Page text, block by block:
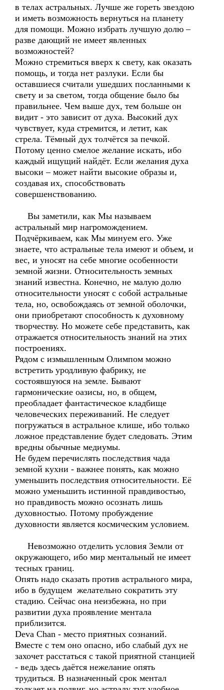
в телах астральных. Лучше же гореть звездою
и иметь возможность вернуться на планету
для помощи. Можно избрать лучшую долю –
разве дающий не имеет явленных
возможностей?
Можно стремиться вверх к свету, как оказать
помощь, и тогда нет разлуки. Если бы
оставшиеся считали ушедших посланными к
свету и за светом, тогда общение было бы
правильнее. Чем выше дух, тем больше он
видит - это зависит от духа. Высокий дух
чувствует, куда стремится, и летит, как
стрела. Тёмный дух толчётся за печкой.
Потому ценно смелое желание искать, ибо
каждый ищущий найдёт. Если желания духа
высоки – может найти высокие образы и,
создавая их, способствовать
совершенствованию.
Вы заметили, как Мы называем
астральный мир нагромождением.
Подчёркиваем, как Мы минуем его. Уже
знаете, что астральные тела имеют и объем, и
вес, и уносят на себе многие особенности
земной жизни. Относительность земных
знаний известна. Конечно, не малую долю
относительности уносят с собой астральные
тела, но, освобождаясь от земной оболочки,
они приобретают способность к духовному
творчеству. Но можете себе представить, как
отражается относительность знаний на этих
построениях.
Рядом с измышленным Олимпом можно
встретить уродливую фабрику, не
состоявшуюся на земле. Бывают
гармонические оазисы, но, в общем,
преобладает фантастическое кладбище
человеческих переживаний. Не следует
погружаться в астральное клише, ибо только
ложное представление будет следовать. Этим
вредны обычные медиумы.
Не будем перечислять последствия чада
земной кухни - важнее понять, как можно
уменьшить последствия относительности. Её
можно уменьшить истинной правдивостью,
но правдивость можно осознать лишь
духовностью. Потому пробуждение
духовности является космическим условием.
Невозможно отделить условия Земли от
окружающего, ибо мир ментальный не имеет
тесных границ.
Опять надо сказать против астрального мира,
ибо в будущем желательно сократить эту
стадию. Сейчас она неизбежна, но при
развитии духа проявление ментала
приблизится.
Deva Chan - место приятных сознаний.
Вместе с тем оно опасно, ибо слабый дух не
захочет расстаться с такой приятной станцией
- ведь здесь даётся нежелание опять
трудиться. В назначенный срок ментал